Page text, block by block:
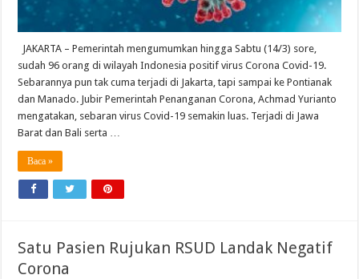
JAKARTA – Pemerintah mengumumkan hingga Sabtu (14/3) sore,
sudah 96 orang di wilayah Indonesia positif virus Corona Covid-19.
Sebarannya pun tak cuma terjadi di Jakarta, tapi sampai ke Pontianak
dan Manado. Jubir Pemerintah Penanganan Corona, Achmad Yurianto
mengatakan, sebaran virus Covid-19 semakin luas. Terjadi di Jawa
Barat dan Bali serta …
Baca »
Satu Pasien Rujukan RSUD Landak Negatif
Corona